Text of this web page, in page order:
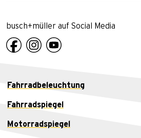
busch+müller auf Social Media
Fahrradbeleuchtung
Fahrradspiegel
Motorradspiegel